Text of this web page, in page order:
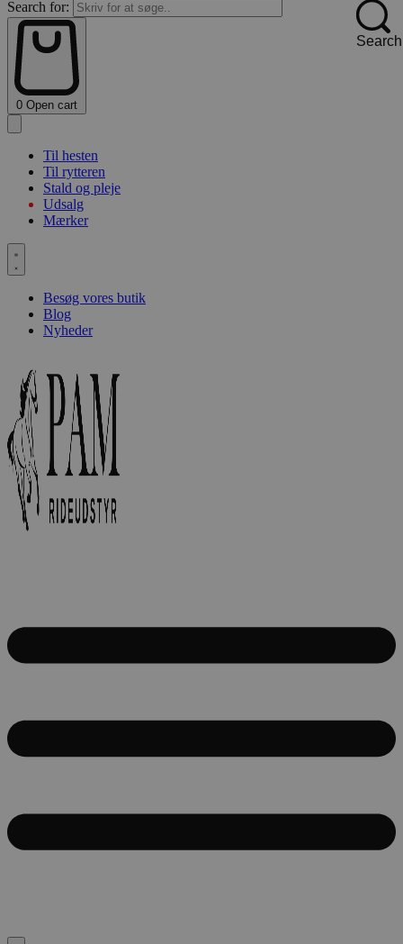
Search for:
Search
0 Open cart
Til hesten
Til rytteren
Stald og pleje
Udsalg
Mærker
Besøg vores butik
Blog
Nyheder